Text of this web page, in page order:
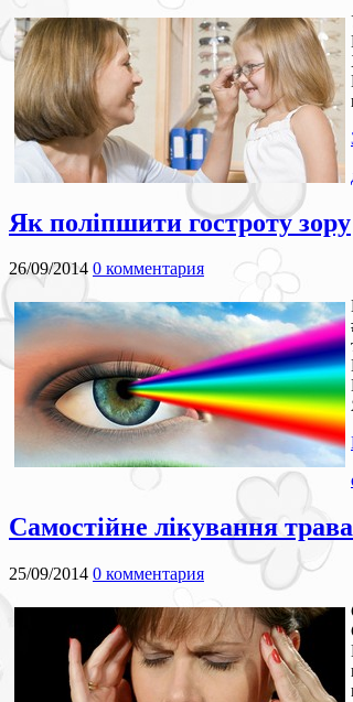
Як поліпшити гостроту зору
26/09/2014 0 комментария
Самостійне лікування
25/09/2014 0 комментария